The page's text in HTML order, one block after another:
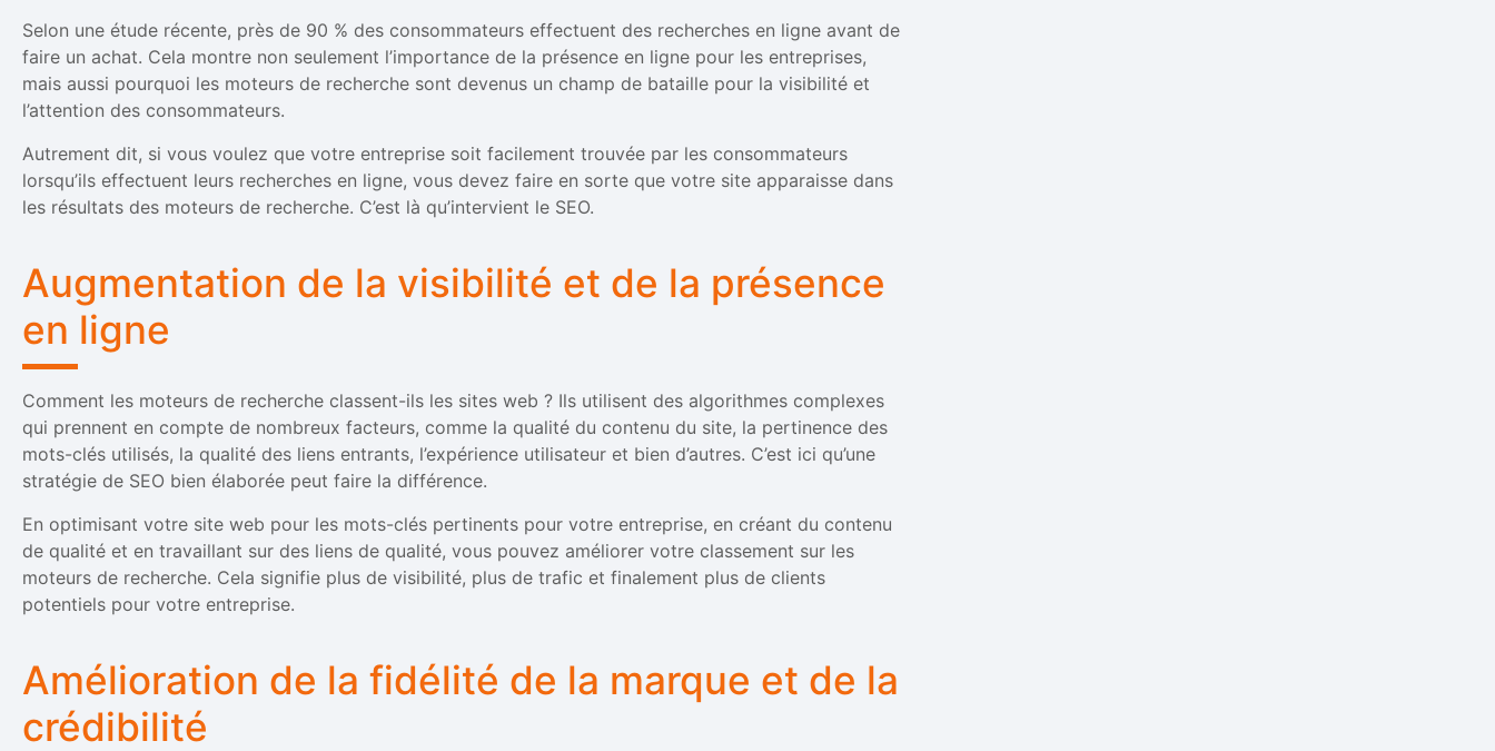
Selon une étude récente, près de 90 % des consommateurs effectuent des recherches en ligne avant de
faire un achat. Cela montre non seulement l’importance de la présence en ligne pour les entreprises,
mais aussi pourquoi les moteurs de recherche sont devenus un champ de bataille pour la visibilité et
l’attention des consommateurs.
Autrement dit, si vous voulez que votre entreprise soit facilement trouvée par les consommateurs
lorsqu’ils effectuent leurs recherches en ligne, vous devez faire en sorte que votre site apparaisse dans
les résultats des moteurs de recherche. C’est là qu’intervient le SEO.
Augmentation de la visibilité et de la présence
en ligne
Comment les moteurs de recherche classent-ils les sites web ? Ils utilisent des algorithmes complexes
qui prennent en compte de nombreux facteurs, comme la qualité du contenu du site, la pertinence des
mots-clés utilisés, la qualité des liens entrants, l’expérience utilisateur et bien d’autres. C’est ici qu’une
stratégie de SEO bien élaborée peut faire la différence.
En optimisant votre site web pour les mots-clés pertinents pour votre entreprise, en créant du contenu
de qualité et en travaillant sur des liens de qualité, vous pouvez améliorer votre classement sur les
moteurs de recherche. Cela signifie plus de visibilité, plus de trafic et finalement plus de clients
potentiels pour votre entreprise.
Amélioration de la fidélité de la marque et de la
crédibilité